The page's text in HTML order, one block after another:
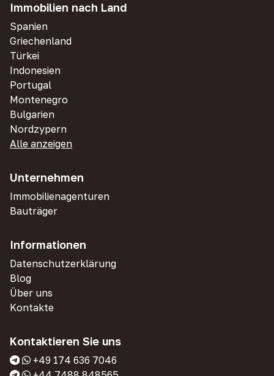
Immobilien nach Land
Spanien
Griechenland
Türkei
Indonesien
Portugal
Montenegro
Bulgarien
Nordzypern
Alle anzeigen
Unternehmen
Immobilienagenturen
Bauträger
Informationen
Datenschutzerklärung
Blog
Über uns
Kontakte
Kontaktieren Sie uns
+49 174 636 7046